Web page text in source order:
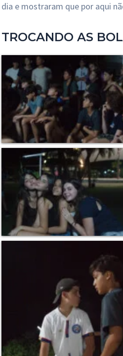
dia e mostraram que por aqui
TROCANDO AS